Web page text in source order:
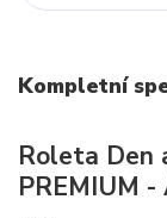
Kompletní
Roleta Den
PREMIUM -